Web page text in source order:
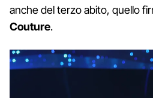
anche del terzo abito, quello
Couture.